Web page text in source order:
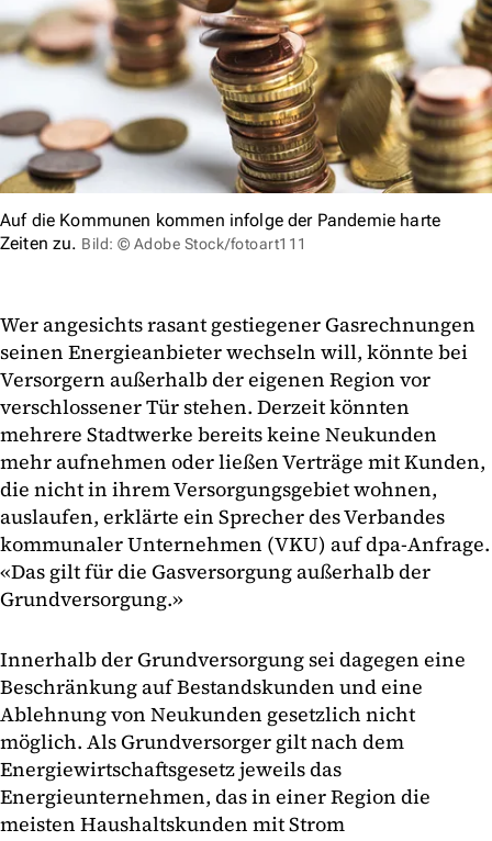
Auf die Kommunen kommen infolge der Pandemie harte
Zeiten zu. Bild: © Adobe Stock/fotoart111
Wer angesichts rasant gestiegener Gasrechnungen
seinen Energieanbieter wechseln will, könnte bei
Versorgern außerhalb der eigenen Region vor
verschlossener Tür stehen. Derzeit könnten
mehrere Stadtwerke bereits keine Neukunden
mehr aufnehmen oder ließen Verträge mit Kunden,
die nicht in ihrem Versorgungsgebiet wohnen,
auslaufen, erklärte ein Sprecher des Verbandes
kommunaler Unternehmen (VKU) auf dpa-Anfrage.
«Das gilt für die Gasversorgung außerhalb der
Grundversorgung.»
Innerhalb der Grundversorgung sei dagegen eine
Beschränkung auf Bestandskunden und eine
Ablehnung von Neukunden gesetzlich nicht
möglich. Als Grundversorger gilt nach dem
Energiewirtschaftsgesetz jeweils das
Energieunternehmen, das in einer Region die
meisten Haushaltskunden mit Strom